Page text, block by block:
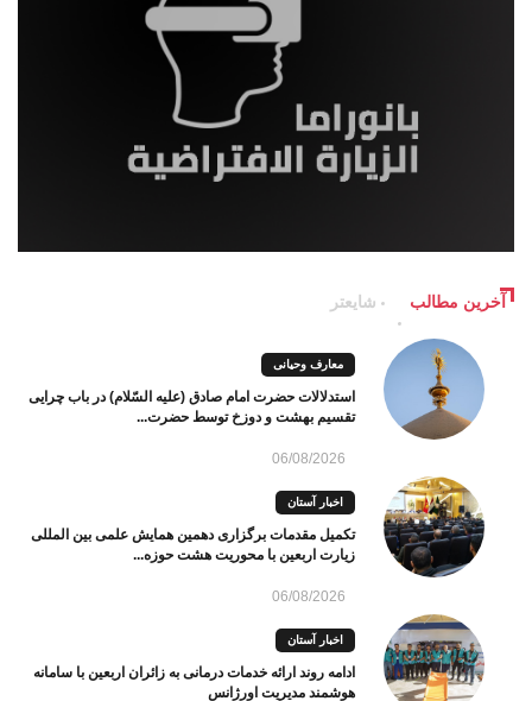
آخرین مطالب شایعتر
معارف وحیانی
استدلالات حضرت امام صادق (علیه السّلام) در باب چرایی
تقسیم بهشت و دوزخ توسط حضرت...
06/08/2026
اخبار آستان
تکمیل مقدمات برگزاری دهمین همایش علمی بین المللی
زیارت اربعین با محوریت هشت حوزه...
06/08/2026
اخبار آستان
ادامه روند ارائه خدمات درمانی به زائران اربعین با سامانه
هوشمند مدیریت اورژانس